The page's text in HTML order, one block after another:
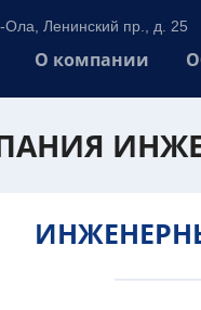
Ленинский пр., д. 25
О компании